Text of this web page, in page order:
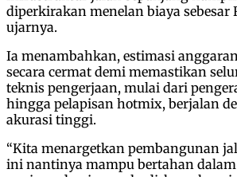
diperkirakan menelan biaya sebesar
ujarnya.
Ia menambahkan, estimasi
secara cermat demi memastikan
teknis pengerjaan, mulai dari
hingga pelapisan hotmix, berjalan
akurasi tinggi.
“Kita menargetkan pembangunan
ini nantinya mampu bertahan